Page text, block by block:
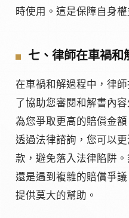
時使用。這是保障自身權
七、律師在車禍和
在車禍和解過程中，律
了協助您審閱和解書內
為您爭取更高的賠償金
透過法律諮詢，您可以
款，避免落入法律陷阱
還是遇到複雜的賠償爭
提供莫大的幫助。